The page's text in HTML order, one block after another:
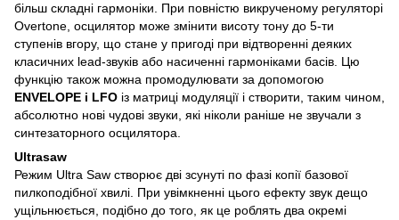
більш складні гармоніки. При повністю викрученому регуляторі
Overtone, осцилятор може змінити висоту тону до 5-ти
ступенів вгору, що стане у пригоді при відтворенні деяких
класичних lead-звуків або насиченні гармоніками басів. Цю
функцію також можна промодулювати за допомогою
ENVELOPE і LFO із матриці модуляції і створити, таким чином,
абсолютно нові чудові звуки, які ніколи раніше не звучали з
синтезаторного осцилятора.
Ultrasaw
Режим Ultra Saw створює дві зсунуті по фазі копії базової
пилкоподібної хвилі. При увімкненні цього ефекту звук дещо
ущільнюється, подібно до того, як це роблять два окремі